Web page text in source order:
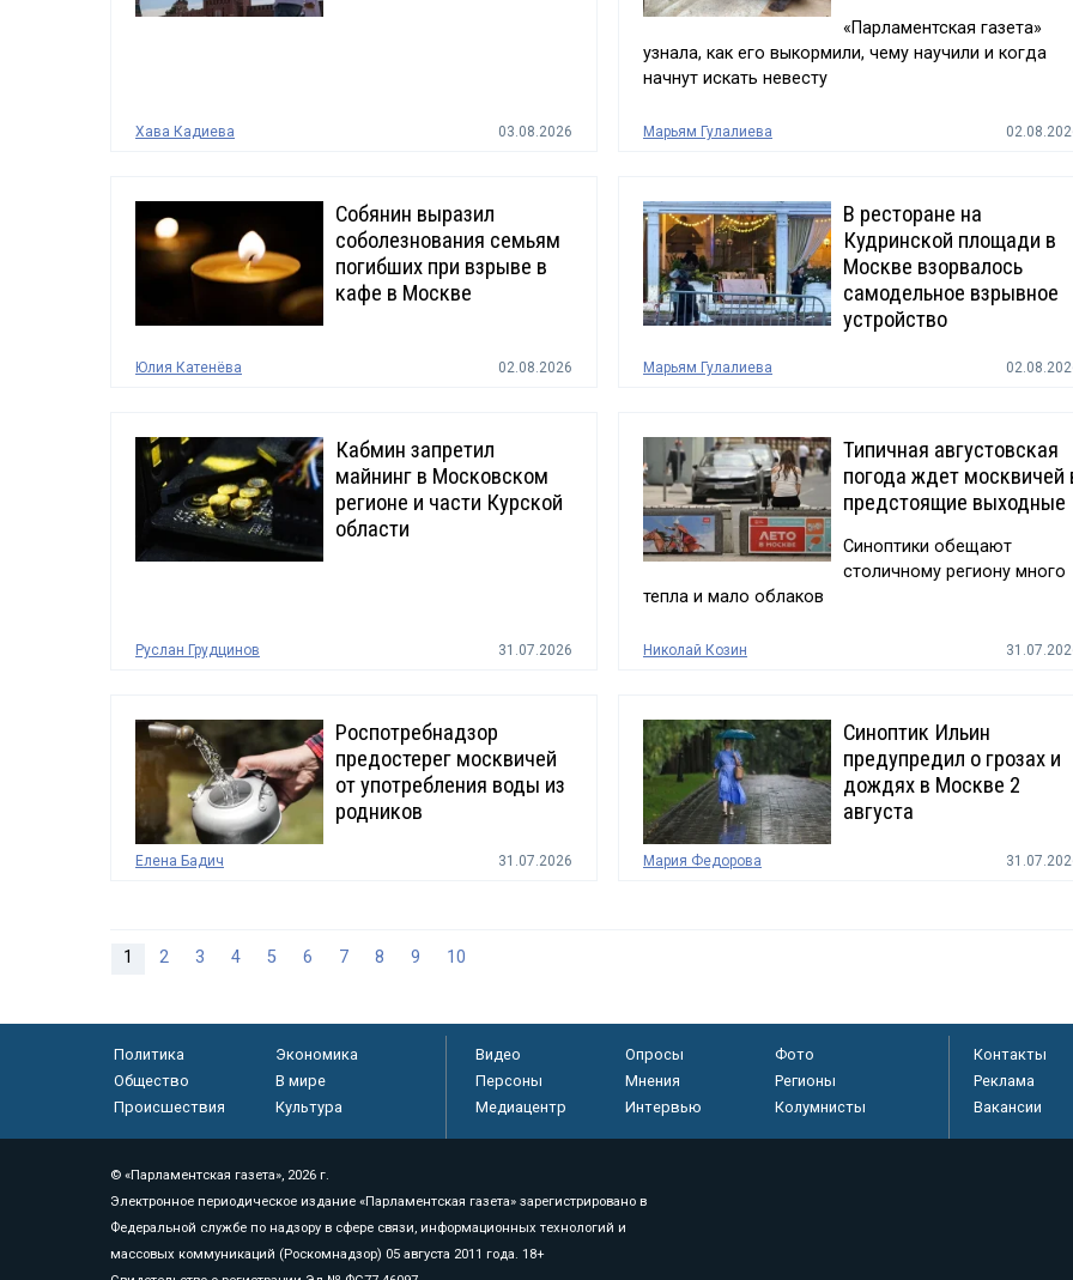
Хава Кадиева 03.08.2026
«Парламентская газета»
узнала, как его выкормили, чему научили и когда
начнут искать невесту
Марьям Гулалиева
Собянин выразил
соболезнования семьям
погибших при взрыве в
кафе в Москве
Юлия Катенёва 02.08.2026
В ресторане на
Кудринской площади в
Москве взорвалось
самодельное взрывное
устройство
Марьям Гулалиева
Кабмин запретил
майнинг в Московском
регионе и части Курской
области
Руслан Грудцинов 31.07.2026
Типичная августовская
погода ждет москвичей
предстоящие выходные
Синоптики обещают
столичному региону много
тепла и мало облаков
Николай Козин
Роспотребнадзор
предостерег москвичей
от употребления воды из
родников
Елена Бадич 31.07.2026
Синоптик Ильин
предупредил о грозах и
дождях в Москве 2
августа
Мария Федорова
1 2 3 4 5 6 7 8 9 10
Политика
Экономика
Общество
В мире
Происшествия
Культура
Видео Опросы
Фото
Персоны
Мнения
Регионы
Медиацентр
Интервью Колумнисты
Контакты
Реклама
Вакансии
© «Парламентская газета», 2026 г.
Электронное периодическое издание «Парламентская газета» зарегистрировано в
Федеральной службе по надзору в сфере связи, информационных технологий и
массовых коммуникаций (Роскомнадзор) 05 августа 2011 года. 18+